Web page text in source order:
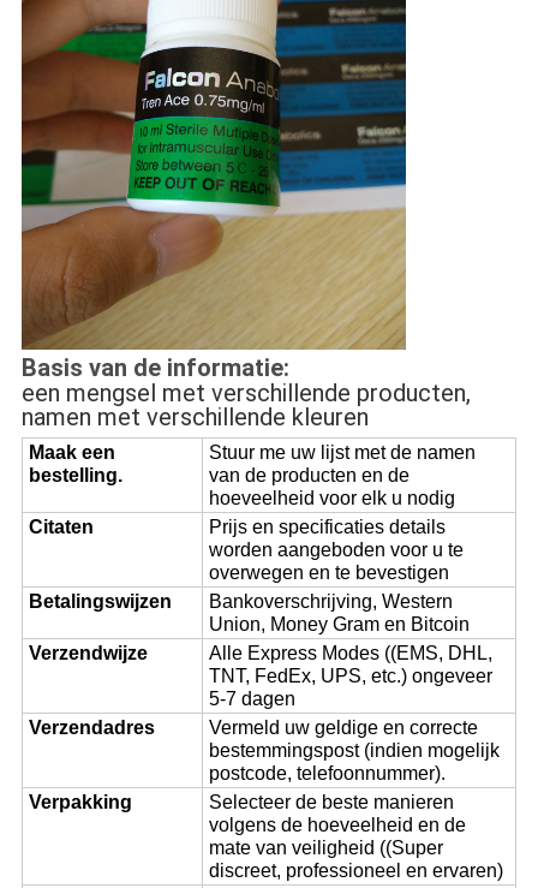
Basis van de informatie:
een mengsel met verschillende producten,
namen met verschillende kleuren
Maak een
bestelling.
Stuur me uw lijst met de namen
van de producten en de
hoeveelheid voor elk u nodig
Citaten
Prijs en specificaties details
worden aangeboden voor u te
overwegen en te bevestigen
Betalingswijzen
Bankoverschrijving, Western
Union, Money Gram en Bitcoin
Verzendwijze
Alle Express Modes ((EMS, DHL,
TNT, FedEx, UPS, etc.) ongeveer
5-7 dagen
Verzendadres
Vermeld uw geldige en correcte
bestemmingspost (indien mogelijk
postcode, telefoonnummer).
Verpakking
Selecteer de beste manieren
volgens de hoeveelheid en de
mate van veiligheid ((Super
discreet, professioneel en ervaren)